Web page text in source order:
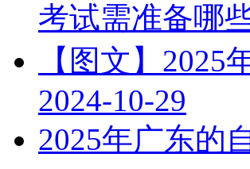
考试需准备哪
【图文】
2024-10-29
2025年广东的